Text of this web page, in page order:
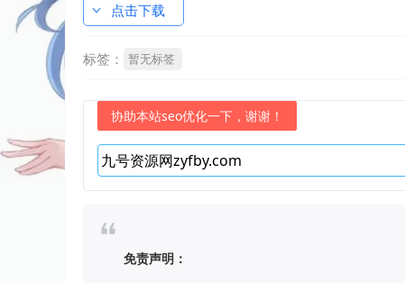
点击下载
标签： 暂无标签
协助本站seo优化一下，谢谢！
免责声明：